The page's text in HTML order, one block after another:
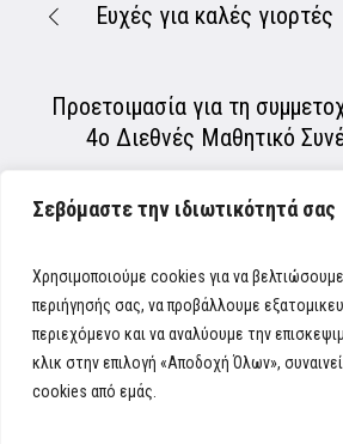
Σεβόμαστε την ιδιωτικότητά σας
Χρησιμοποιούμε cookies για να βελτιώσουμε
περιήγησής σας, να προβάλλουμε
περιεχόμενο και να αναλύουμε την
κλικ στην επιλογή «Αποδοχή Όλων»,
cookies από εμάς.
Ευχές για καλές γιορτές
Προετοιμασία για τη
4ο Διεθνές Μαθητικό